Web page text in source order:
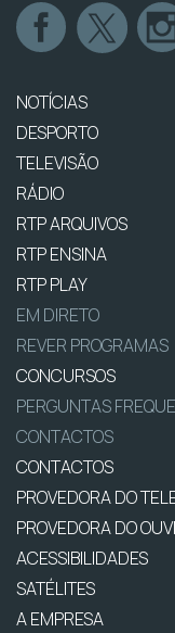
NOTÍCIAS
DESPORTO
TELEVISÃO
RÁDIO
RTP ARQUIVOS
RTP ENSINA
RTP PLAY
EM DIRETO
REVER PROGRAMAS
CONCURSOS
PERGUNTAS
CONTACTOS
CONTACTOS
PROVEDORA DO
PROVEDORA DO
ACESSIBILIDADES
SATÉLITES
A EMPRESA